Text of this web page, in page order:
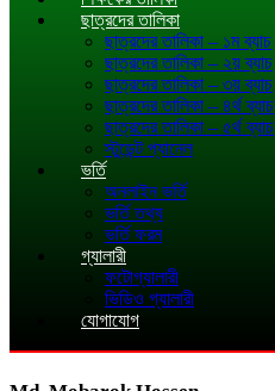
ছাত্রদের তালিকা
ছাত্রদের তালিকা – ১ম ব্যাচ
ছাত্রদের তালিকা – ২য় ব্যাচ
ছাত্রদের তালিকা – ৩য় ব্যাচ
ছাত্রদের তালিকা – ৪র্থ ব্যাচ
ছাত্রদের তালিকা – ৫র্থ ব্যাচ
স্টুডেন্ট প্যানেল
ভর্তি
অনলাইন ভর্তি
ভর্তি তথ্য
ভর্তি ফরম
গ্যালারী
ফটোগ্যালারী
ভিডিও গ্যালারী
যোগাযোগ